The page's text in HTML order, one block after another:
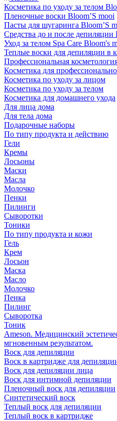
Косметика по уходу за телом
Пленочные воски Bloom’S mooi
Пасты для шугаринга Bloom’S
Средства до и после депиляции
Уход за телом Spa Care Bloom's
Теплые воски для депиляции в
Профессиональная
Косметика для
Косметика по уходу за лицом
Косметика по уходу за телом
Косметика для домашнего ухода
Для лица дома
Для тела дома
Подарочные наборы
По типу продукта и действию
Гели
Кремы
Лосьоны
Маски
Масла
Молочко
Пенки
Пилинги
Сыворотки
Тоники
По типу продукта и кожи
Гель
Крем
Лосьон
Маска
Масло
Молочко
Пенка
Пилинг
Сыворотка
Тоник
Ameson. Медицинский
мгновенным результатом.
Воск для депиляции
Воск в картридже для
Воск для депиляции лица
Воск для интимной депиляции
Пленочный воск для депиляции
Синтетический воск
Теплый воск для депиляции
Теплый воск в картридже